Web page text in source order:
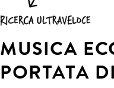
MUSICA
PORTATA